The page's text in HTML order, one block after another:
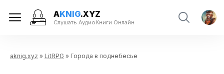
AKNIG.XYZ
Слушать АудиоКниги Онлайн
aknig.xyz » LitRPG » Города в поднебесье